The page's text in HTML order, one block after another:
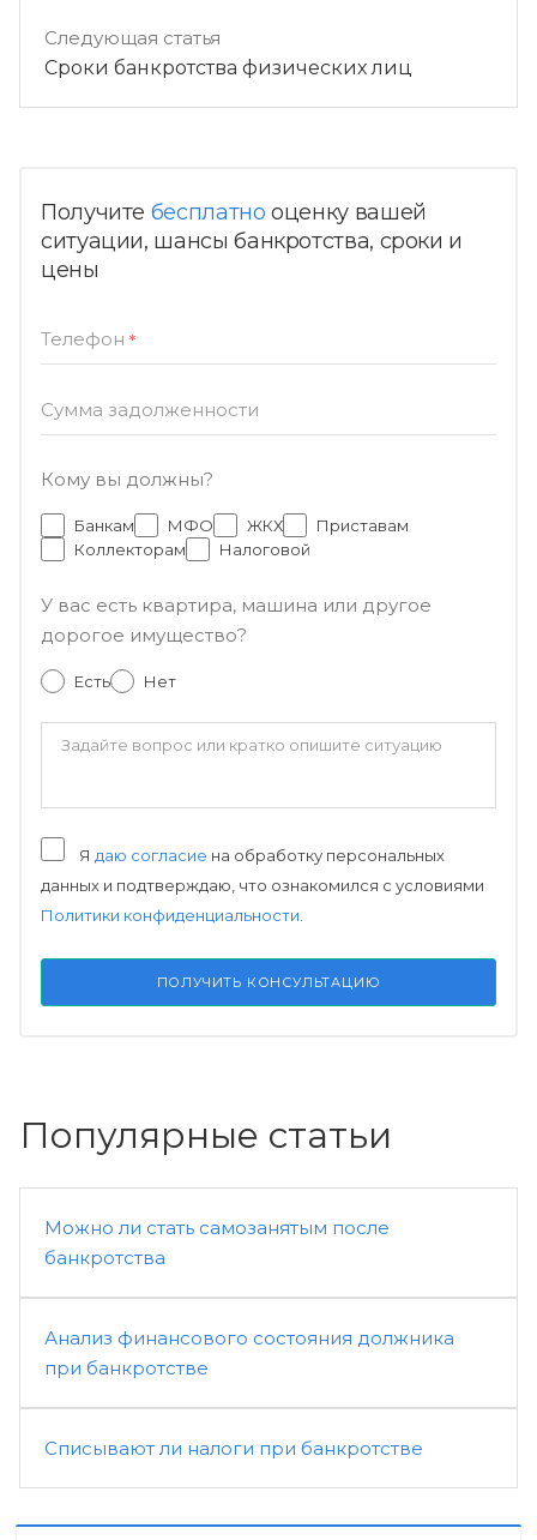
Следующая статья
Сроки банкротства физических лиц
Получите бесплатно оценку вашей
ситуации, шансы банкротства, сроки и
цены
Телефон *
Сумма задолженности
Кому вы должны?
Банкам МФО ЖКХ
Приставам
Коллекторам
Налоговой
У вас есть квартира, машина или другое
дорогое имущество?
Есть Нет
Я даю согласие на обработку персональных
данных и подтверждаю, что ознакомился с условиями
Политики конфиденциальности
ПОЛУЧИТЬ КОНСУЛЬТАЦИЮ
Популярные статьи
Можно ли стать самозанятым после
банкротства
Анализ финансового состояния должника
при банкротстве
Списывают ли налоги при банкротстве